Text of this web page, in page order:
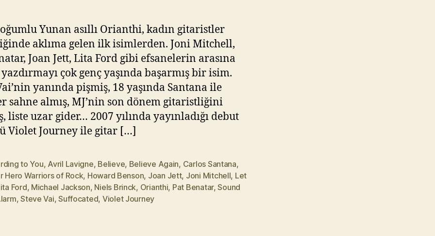
ıl
a
z
Yunan asıllı Orianthi, kadın gitaristler
aklıma gelen ilk isimlerden. Joni Mitchell,
Joan Jett, Lita Ford gibi efsanelerin arasına
çok genç yaşında başarmış bir isim.
yanında pişmiş, 18 yaşında Santana ile
sahne almış, MJ’nin son dönem gitaristliğini
liste uzar gider… 2007 yılında yayınladığı debut
Violet Journey ile gitar […]
to You, Avril Lavigne, Believe, Believe Again, Carlos Santana,
Hero Warriors of Rock, Howard Benson, Joan Jett, Joni Mitchell, Let
Ford, Michael Jackson, Niels Brinck, Orianthi, Pat Benatar,Sound
,Steve Vai,Suffocated, Violet Journey